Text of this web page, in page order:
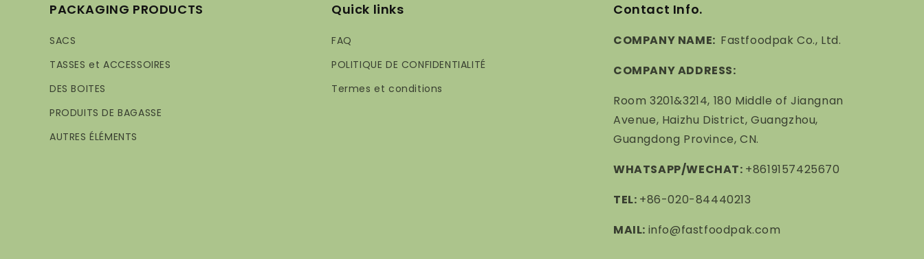
PACKAGING PRODUCTS
SACS
TASSES et ACCESSOIRES
DES BOITES
PRODUITS DE BAGASSE
AUTRES ÉLÉMENTS
Quick links
FAQ
POLITIQUE DE CONFIDENTIALITÉ
Termes et conditions
Contact Info.
COMPANY NAME: Fastfoodpak Co., Ltd.
COMPANY ADDRESS:
Room 3201&3214, 180 Middle of Jiangnan
Avenue, Haizhu District, Guangzhou,
Guangdong Province, CN.
WHATSAPP/WECHAT: +8619157425670
TEL: +86-020-84440213
MAIL: info@fastfoodpak.com